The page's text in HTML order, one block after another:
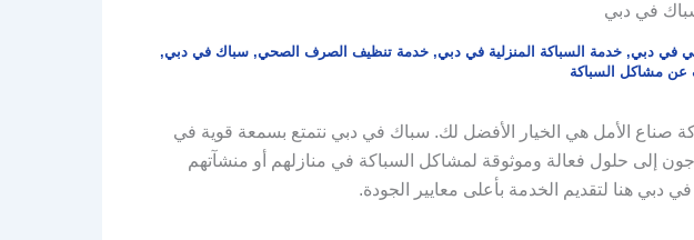
في دبي
في دبي,خدمة السباكة المنزلية في دبي,خدمة تنظيف الصرف الصحي,سباك في دبي,
مشاكل السباكة
صناع الأمل هي الخيار الأفضل لك. سباك في دبي نتمتع بسمعة قوية في
إلى حلول فعالة وموثوقة لمشاكل السباكة في منازلهم أو منشآتهم
دبي هنا لتقديم الخدمة بأعلى معايير الجودة.